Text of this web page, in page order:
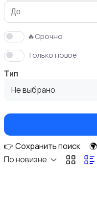
Аудиоусилители и
Спутниковое и
🔥Срочно
Только новое
Тип
Не выбрано
👉 Сохранить поиск
По новизне